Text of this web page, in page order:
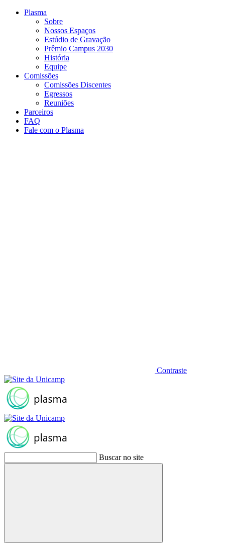
Conteúdo principal
Plasma
Sobre
Nossos Espaços
Estúdio de Gravação
Prêmio Campus 2030
História
Equipe
Comissões
Comissões Discentes
Egressos
Reuniões
Parceiros
FAQ
Fale com o Plasma
Contraste
Buscar no site
Buscar